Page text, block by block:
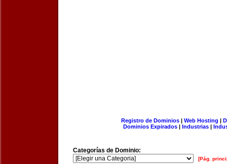
Registro de Dominios| Web Hosting |
Dominios Expirados | Industrias |
Categorías de Dominio:
[Pág.